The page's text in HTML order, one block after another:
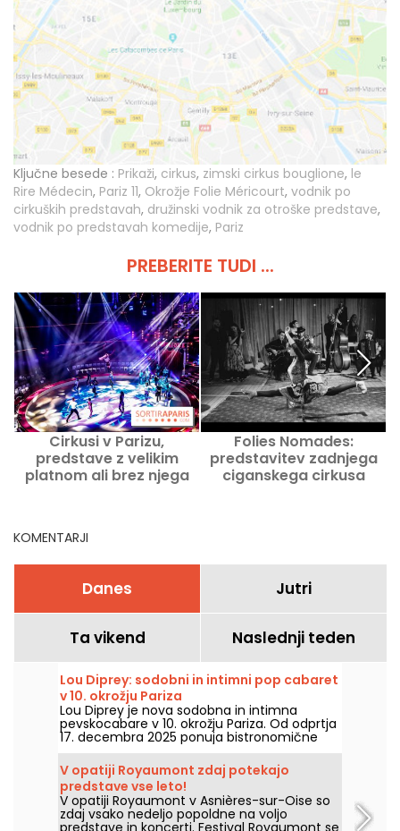
Ključne besede : Prikaži, cirkus, zimski cirkus bouglione, le
Rire Médecin, Pariz 11, Okrožje Folie Méricourt, vodnik po
cirkuških predstavah, družinski vodnik za otroške predstave,
vodnik po predstavah komedije, Pariz
PREBERITE TUDI ...
Cirkusi v Parizu,
predstave z velikim
platnom ali brez njega
Folies Nomades:
predstavitev zadnjega
ciganskega cirkusa
KOMENTARJI
Danes Jutri
Ta vikend Naslednji teden
Lou Diprey: sodobni in intimni pop cabaret
v 10. okrožju Pariza
Lou Diprey je nova sodobna in intimna
pevskocabare v 10. okrožju Pariza. Od odprtja
17. decembra 2025 ponuja bistronomične
večerje, koreografske nastope ter
nepozabne nočne žure, vse v ambientu z
rahlo osvetlitvijo, ustvarjenem za sodobno
nočno doživetje. Ste pripravljeni na vstop v
svet, ki ga ni moč najti nikjer drugje?
V opatiji Royaumont zdaj potekajo
predstave vse leto!
V opatiji Royaumont v Asnières-sur-Oise so
zdaj vsako nedeljo popoldne na voljo
predstave in koncerti. Festival Royaumont se